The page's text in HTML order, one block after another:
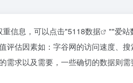
信息，可以点击"5118数据 ""爱站
估因素如：字谷网的访问速度、
求以及需要，一些确切的数据则